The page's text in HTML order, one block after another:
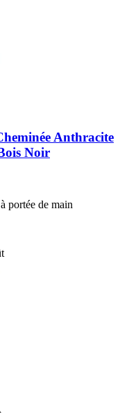
Anthracite
Noir
portée de main